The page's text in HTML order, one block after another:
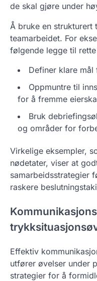
de skal gjøre under
Å bruke en
teamarbeidet. For
følgende legge til
Definer klare
Oppmuntre til
for å fremme
Bruk
og områder for
Virkelige eksempler,
nødetater, viser at
samarbeidsstrategier
raskere
Effektiv
utfører øvelser under
strategier for å